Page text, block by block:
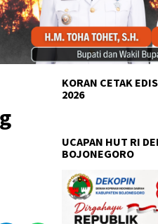
KORAN CETAK
2026
UCAPAN HUT RI
BOJONEGORO